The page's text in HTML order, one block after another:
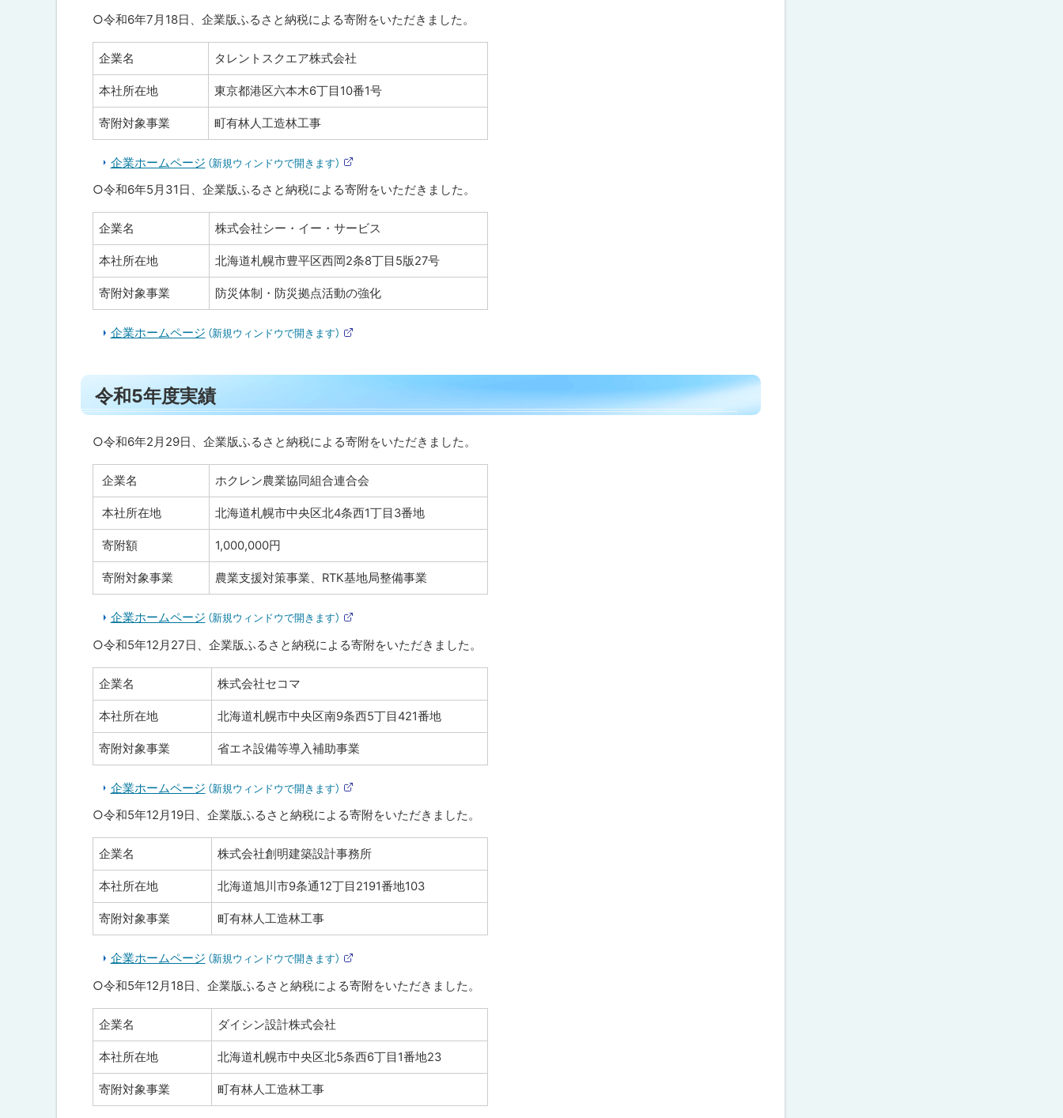
部
サ
イ
ト
○令和6年7月18日、企業版ふるさと納税による寄附をいただきました。
企業名 タレントスクエア株式会社
本社所在地 東京都港区六本木6丁目10番1号
寄附対象事業 町有林人工造林工事
企業ホームページ （新規ウィンドウで開きます）
部
サ
イ
○令和6年5月31日、企業版ふるさと納税による寄附をいただきました。
企業名 株式会社シー・イー・サービス
本社所在地 北海道札幌市豊平区西岡2条8丁目5版27号
寄附対象事業 防災体制・防災拠点活動の強化
企業ホームページ （新規ウィンドウで開きます）
イ
ト
ッ
プ
に
戻
る
令和5年度実績
○令和6年2月29日、企業版ふるさと納税による寄附をいただきました。
企業名 ホクレン農業協同組合連合会
本社所在地 北海道札幌市中央区北4条西1丁目3番地
寄附額 1,000,000円
寄附対象事業 農業支援対策事業、RTK基地局整備事業
企業ホームページ （新規ウィンドウで開きます）
部
サ
イ
○令和5年12月27日、企業版ふるさと納税による寄附をいただきました。
企業名 株式会社セコマ
本社所在地 北海道札幌市中央区南9条西5丁目421番地
寄附対象事業 省エネ設備等導入補助事業
企業ホームページ （新規ウィンドウで開きます）
部
サ
イ
ト
○令和5年12月19日、企業版ふるさと納税による寄附をいただきました。
企業名 株式会社創明建築設計事務所
本社所在地 北海道旭川市9条通12丁目2191番地103
寄附対象事業 町有林人工造林工事
企業ホームページ （新規ウィンドウで開きます）
部
サ
イ
○令和5年12月18日、企業版ふるさと納税による寄附をいただきました。
企業名 ダイシン設計株式会社
本社所在地 北海道札幌市中央区北5条西6丁目1番地23
寄附対象事業 町有林人工造林工事